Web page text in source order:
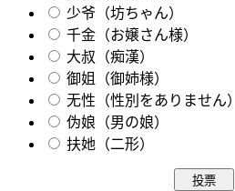
少爷（坊ちゃん）
千金（お嬢さん様）
大叔（痴漢）
御姐（御姉様）
无性（性別をありません）
伪娘（男の娘）
扶她（二形）